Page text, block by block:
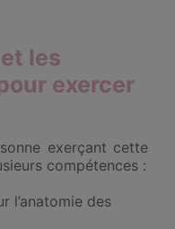
les
exercer
exerçant cette
compétences :
l’anatomie des